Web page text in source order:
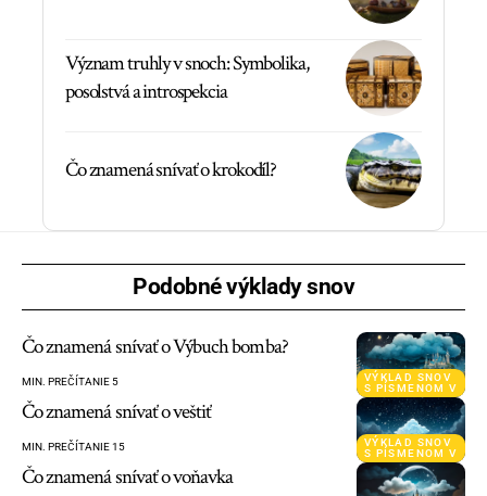
Význam truhly v snoch: Symbolika,
posolstvá a introspekcia
Čo znamená snívať o krokodíl?
Podobné výklady snov
VÝKLAD SNOV
S PÍSMENOM V
Čo znamená snívať o Výbuch bomba?
MIN. PREČÍTANIE 5
VÝKLAD SNOV
S PÍSMENOM V
Čo znamená snívať o veštiť
MIN. PREČÍTANIE 15
Čo znamená snívať o voňavka